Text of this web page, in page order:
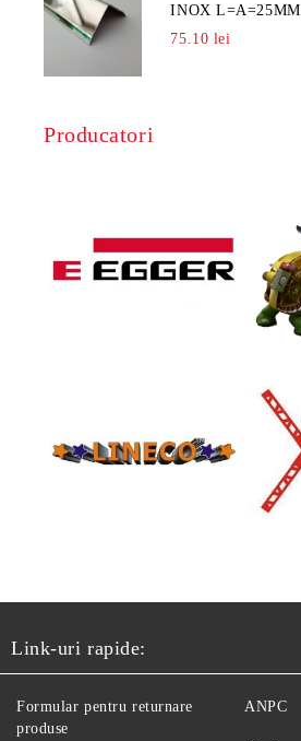
INOX L=A=25MM
75.10 lei
Producatori
Link-uri rapide:
Formular pentru returnare
produse
ANPC